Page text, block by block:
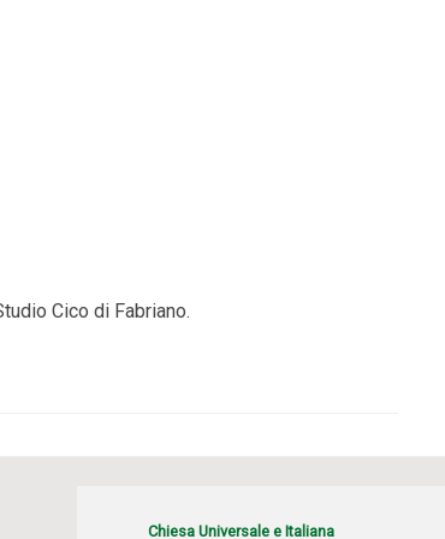
Cico di Fabriano.
Chiesa Universale e Italiana